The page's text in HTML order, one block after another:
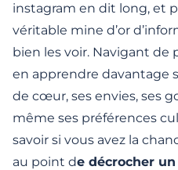
instagram en dit long, et
véritable mine d’or
bien les voir. Navigant de
en apprendre davantage
de cœur, ses envies, ses
même ses préférences
savoir si vous avez la
au point de décrocher